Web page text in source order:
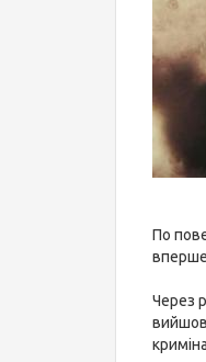
По
Через